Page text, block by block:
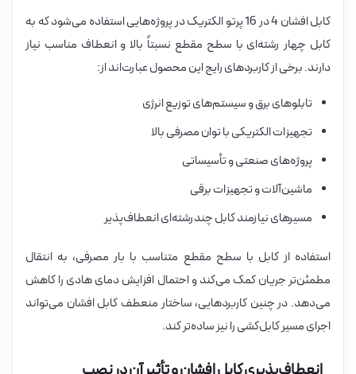
کابل افشان 4 در 16 پرتو الکتریک در پروژه‌هایی استفاده می‌شود که به
کابل چهار رشته‌ای با سطح مقطع نسبتاً بالا و انعطاف مناسب نیاز
دارند. برخی از کاربردهای رایج این محصول عبارت‌اند از:
تابلوهای برق و سیستم‌های توزیع انرژی
تجهیزات الکتریکی با توان مصرفی بالا
پروژه‌های صنعتی و تأسیساتی
ماشین‌آلات و تجهیزات برقی
مسیرهای نیازمند کابل چندرشته‌ای انعطاف‌پذیر
استفاده از کابل با سطح مقطع متناسب با بار مصرفی، به انتقال
مطمئن‌تر جریان کمک می‌کند و احتمال افزایش دمای هادی را کاهش
می‌دهد. در چنین کاربردهایی، ساختار منعطف کابل افشان می‌تواند
اجرای مسیر کابل‌کشی را نیز ساده‌تر کند.